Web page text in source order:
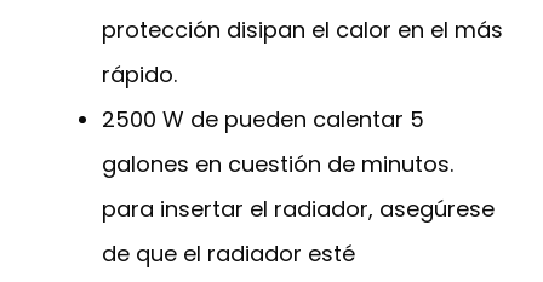
protección disipan el calor en el más
rápido.
2500 W de pueden calentar 5
galones en cuestión de minutos.
para insertar el radiador, asegúrese
de que el radiador esté